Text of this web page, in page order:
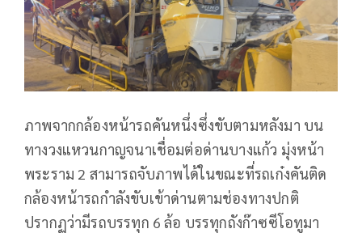
ภาพจากกล้องหน้ารถคันหนึ่งซึ่งขับตามหลังมา บน
ทางวงแหวนกาญจนาเชื่อมต่อด่านบางแก้ว มุ่งหน้า
พระราม 2 สามารถจับภาพได้ในขณะที่รถเก๋งคันติด
กล้องหน้ารถกำลังขับเข้าด่านตามช่องทางปกติ
ปรากฏว่ามีรถบรรทุก 6 ล้อ บรรทุกถังก๊าซซีโอทูมา